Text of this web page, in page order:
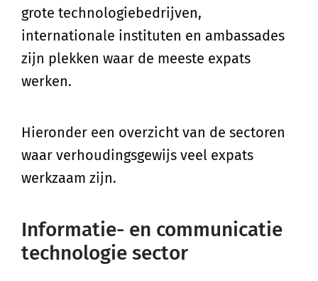
grote technologiebedrijven,
internationale instituten en ambassades
zijn plekken waar de meeste expats
werken.
Hieronder een overzicht van de sectoren
waar verhoudingsgewijs veel expats
werkzaam zijn.
Informatie- en communicatie
technologie sector